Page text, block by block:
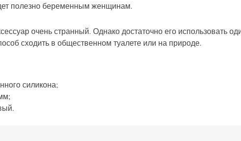
полезно беременным женщинам.
очень странный. Однако достаточно его использовать
сходить в общественном туалете или на природе.
силикона;